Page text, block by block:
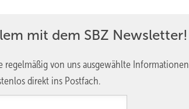
mit dem SBZ Newsletter!
regelmäßig von uns ausgewählte Informationen
direkt ins Postfach.